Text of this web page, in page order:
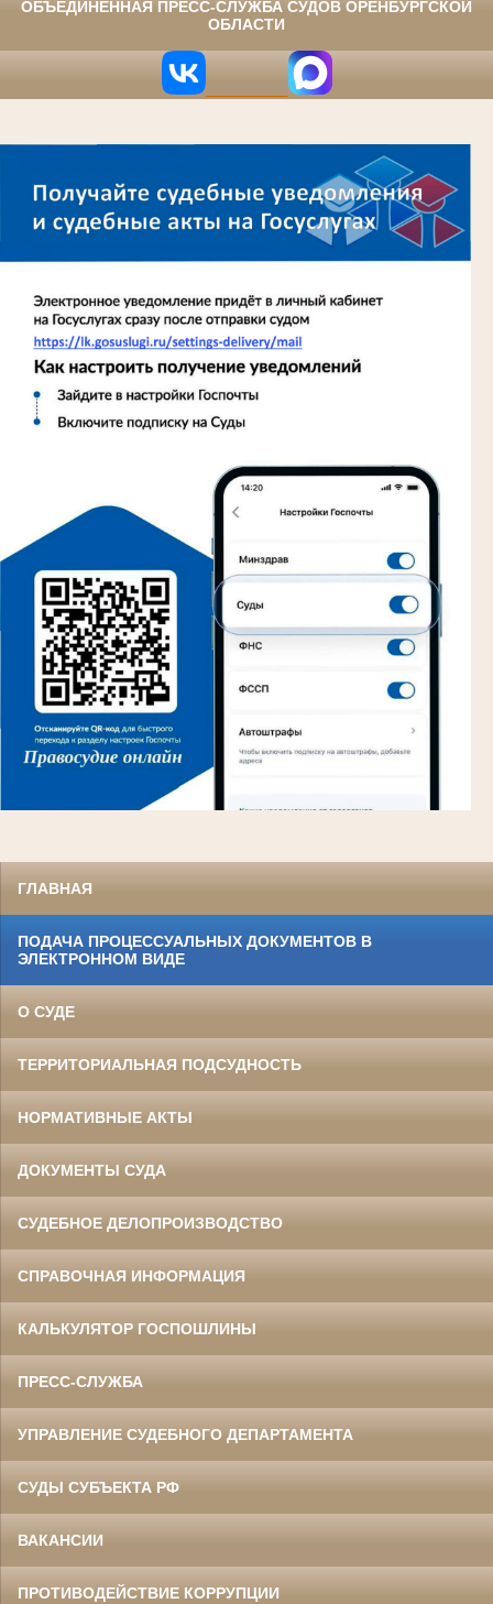
ОБЪЕДИНЕННАЯ ПРЕСС-СЛУЖБА СУДОВ ОРЕНБУРГСКОЙ
ОБЛАСТИ
ГЛАВНАЯ
ПОДАЧА ПРОЦЕССУАЛЬНЫХ ДОКУМЕНТОВ В
ЭЛЕКТРОННОМ ВИДЕ
О СУДЕ
ТЕРРИТОРИАЛЬНАЯ ПОДСУДНОСТЬ
НОРМАТИВНЫЕ АКТЫ
ДОКУМЕНТЫ СУДА
СУДЕБНОЕ ДЕЛОПРОИЗВОДСТВО
СПРАВОЧНАЯ ИНФОРМАЦИЯ
КАЛЬКУЛЯТОР ГОСПОШЛИНЫ
ПРЕСС-СЛУЖБА
УПРАВЛЕНИЕ СУДЕБНОГО ДЕПАРТАМЕНТА
СУДЫ СУБЪЕКТА РФ
ВАКАНСИИ
ПРОТИВОДЕЙСТВИЕ КОРРУПЦИИ